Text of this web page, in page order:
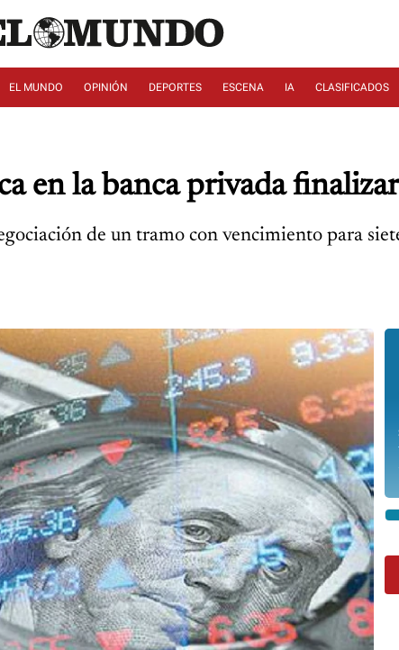
EL MUNDO OPINIÓN DEPORTES ESCENA IA CLASIFICADOS
en la banca privada
de un tramo con vencimiento para